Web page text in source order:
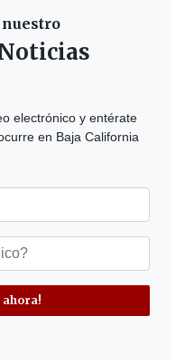
nuestro
electrónico y entérate
en Baja California
ahora!